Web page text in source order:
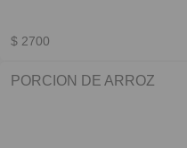
$ 2700
PORCION DE ARROZ